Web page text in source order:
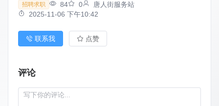
招聘求职 84 0
唐人街服务站
2025-11-06 下午10:42
联系我 点赞
评论